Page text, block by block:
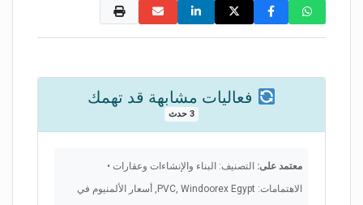
فعاليات مشابهة قد تهمك
3 حدث
معتمد على: التصنيف: البناء والإنشاءات وعقارات •
الاهتمامات: PVC, Windoorex Egypt, أسعار الألمنيوم في